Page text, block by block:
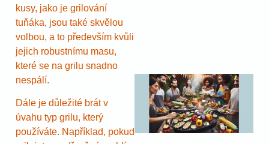
kusy, jako je grilování
tuňáka, jsou také skvělou
volbou, a to především kvůli
jejich robustnímu masu,
které se na grilu snadno
nespálí.
Dále je důležité brát v
úvahu typ grilu, který
používáte. Například, pokud